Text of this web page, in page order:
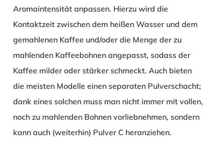
Aromaintensität anpassen. Hierzu wird die
Kontaktzeit zwischen dem heißen Wasser und dem
gemahlenen Kaffee und/oder die Menge der zu
mahlenden Kaffeebohnen angepasst, sodass der
Kaffee milder oder stärker schmeckt. Auch bieten
die meisten Modelle einen separaten Pulverschacht;
dank eines solchen muss man nicht immer mit vollen,
noch zu mahlenden Bohnen vorliebnehmen, sondern
kann auch (weiterhin) Pulver C heranziehen.